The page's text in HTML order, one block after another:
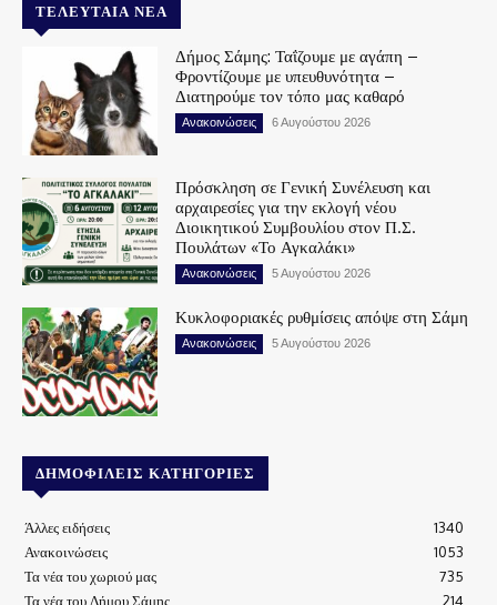
ΤΕΛΕΥΤΑΊΑ ΝΈΑ
Δήμος Σάμης: Ταΐζουμε με αγάπη –
Φροντίζουμε με υπευθυνότητα –
Διατηρούμε τον τόπο μας καθαρό
Ανακοινώσεις 6 Αυγούστου 2026
Πρόσκληση σε Γενική Συνέλευση και
αρχαιρεσίες για την εκλογή νέου
Διοικητικού Συμβουλίου στον Π.Σ.
Πουλάτων «Το Αγκαλάκι»
Ανακοινώσεις 5 Αυγούστου 2026
Κυκλοφοριακές ρυθμίσεις απόψε στη Σάμη
Ανακοινώσεις 5 Αυγούστου 2026
ΔΗΜΟΦΙΛΕΊΣ ΚΑΤΗΓΟΡΊΕΣ
Άλλες ειδήσεις
1340
Ανακοινώσεις
1053
Τα νέα του χωριού μας
735
Τα νέα του Δήμου Σάμης
214